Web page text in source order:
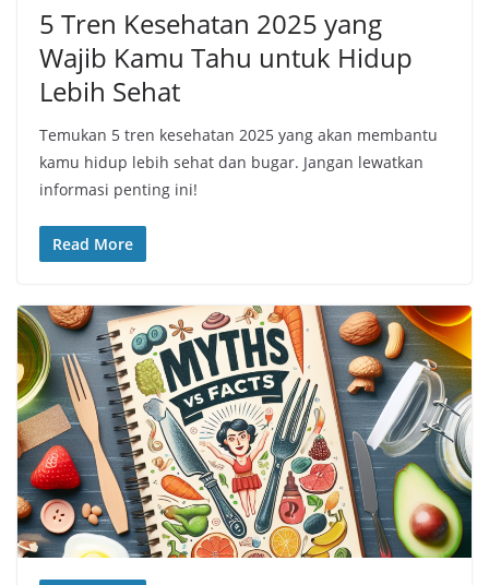
5 Tren Kesehatan 2025 yang
Wajib Kamu Tahu untuk Hidup
Lebih Sehat
Temukan 5 tren kesehatan 2025 yang akan membantu
kamu hidup lebih sehat dan bugar. Jangan lewatkan
informasi penting ini!
Read More